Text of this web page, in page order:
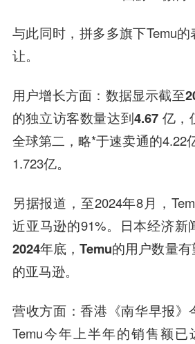
与此同时，拼多多旗下Temu
让。
用户增长方面：数据显示截至
的独立访客数量达到4.67 亿，
全球第二 ，略*于速卖通的4.22
1.723亿。
另据报道，至2024年8月，
近亚马逊的91%。日本经济新
2024年底，Temu的用户数量
的亚马逊。
营收方面 ：香港《南华早报》
Temu今年上半年的销售额已